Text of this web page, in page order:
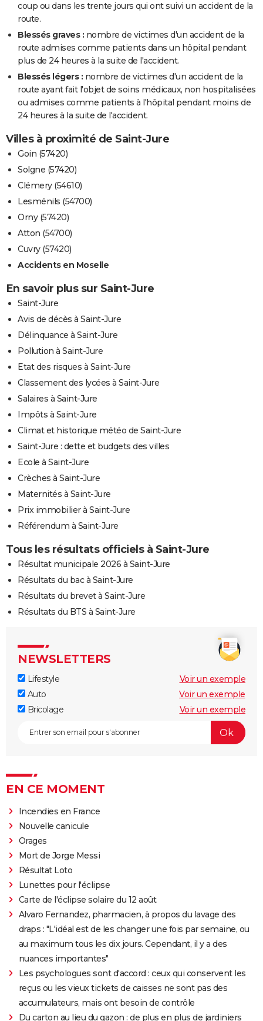
coup ou dans les trente jours qui ont suivi un accident de la
route.
Blessés graves : nombre de victimes d'un accident de la
route admises comme patients dans un hôpital pendant
plus de 24 heures à la suite de l'accident.
Blessés légers : nombre de victimes d'un accident de la
route ayant fait l'objet de soins médicaux, non hospitalisées
ou admises comme patients à l'hôpital pendant moins de
24 heures à la suite de l'accident.
Villes à proximité de Saint-Jure
Goin (57420)
Solgne (57420)
Clémery (54610)
Lesménils (54700)
Orny (57420)
Atton (54700)
Cuvry (57420)
Accidents en Moselle
En savoir plus sur Saint-Jure
Saint-Jure
Avis de décès à Saint-Jure
Délinquance à Saint-Jure
Pollution à Saint-Jure
Etat des risques à Saint-Jure
Classement des lycées à Saint-Jure
Salaires à Saint-Jure
Impôts à Saint-Jure
Climat et historique météo de Saint-Jure
Saint-Jure : dette et budgets des villes
Ecole à Saint-Jure
Crèches à Saint-Jure
Maternités à Saint-Jure
Prix immobilier à Saint-Jure
Référendum à Saint-Jure
Tous les résultats officiels à Saint-Jure
Résultat municipale 2026 à Saint-Jure
Résultats du bac à Saint-Jure
Résultats du brevet à Saint-Jure
Résultats du BTS à Saint-Jure
NEWSLETTERS
Lifestyle
Voir un exemple
Auto
Voir un exemple
Bricolage
Voir un exemple
EN CE MOMENT
Incendies en France
Nouvelle canicule
Orages
Mort de Jorge Messi
Résultat Loto
Lunettes pour l'éclipse
Carte de l'éclipse solaire du 12 août
Alvaro Fernandez, pharmacien, à propos du lavage des
draps : "L'idéal est de les changer une fois par semaine, ou
au maximum tous les dix jours. Cependant, il y a des
nuances importantes"
Les psychologues sont d'accord : ceux qui conservent les
reçus ou les vieux tickets de caisses ne sont pas des
accumulateurs, mais ont besoin de contrôle
Du carton au lieu du gazon : de plus en plus de jardiniers